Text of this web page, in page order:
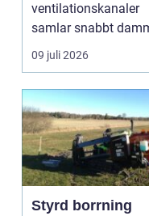
ventilationskanaler
samlar snabbt
smuts och partiklar. I
09 juli 2026
Styrd borrning